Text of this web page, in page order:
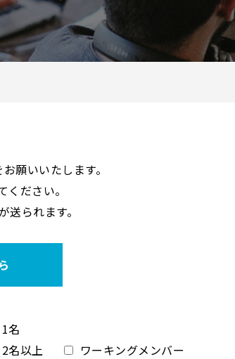
願いいたします。
ださい。
られます。
名
名以上
ワーキングメンバー